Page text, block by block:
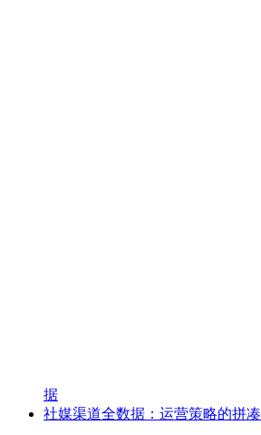
据
社媒渠道全数据：运营策略的拼凑